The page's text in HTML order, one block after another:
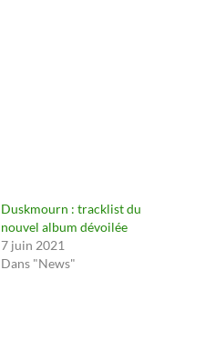
Duskmourn : tracklist du
nouvel album dévoilée
7 juin 2021
Dans "News"